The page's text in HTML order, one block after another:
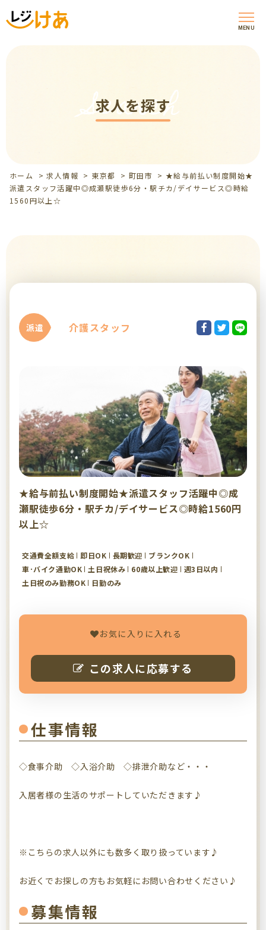
MENU
求人を探す
Search
ホーム >求人情報 > 東京都 > 町田市 >★給与前払い制度開始★
派遣スタッフ活躍中◎成瀬駅徒歩6分・駅チカ/デイサービス◎時給
1560円以上☆
派遣 介護スタッフ
★給与前払い制度開始★派遣スタッフ活躍中◎成
瀬駅徒歩6分・駅チカ/デイサービス◎時給1560円
以上☆
交通費全額支給 即日OK 長期歓迎
ブランクOK
車･バイク通勤OK
土日祝休み 60歳以上歓迎
週3日以内
土日祝のみ勤務OK
日勤のみ
お気に入りに入れる
この求人に応募する
仕事情報
◇食事介助 ◇入浴介助 ◇排泄介助など・・・
入居者様の生活のサポートしていただきます♪
※こちらの求人以外にも数多く取り扱っています♪
お近くでお探しの方もお気軽にお問い合わせください♪
募集情報